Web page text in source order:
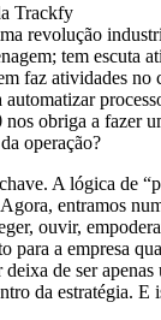
Trackfy
revolução
tem escuta
faz atividades no
obriga a fazer
operação?
A lógica de
entramos
ouvir,
para a empresa
de ser apenas
da estratégia. E